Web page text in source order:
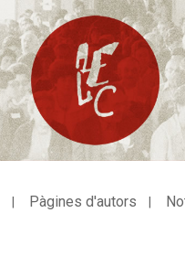
Pàgines d'autors